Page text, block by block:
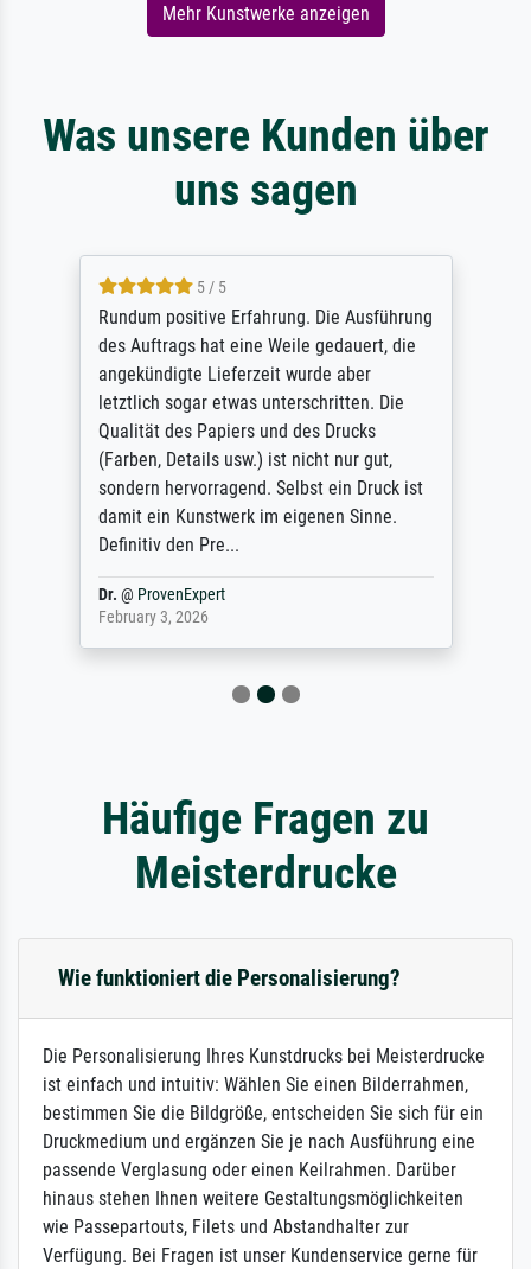
Mehr Kunstwerke anzeigen
Was unsere Kunden über
uns sagen
5 / 5
Rundum positive Erfahrung. Die Ausführung
des Auftrags hat eine Weile gedauert, die
angekündigte Lieferzeit wurde aber
letztlich sogar etwas unterschritten. Die
Qualität des Papiers und des Drucks
(Farben, Details usw.) ist nicht nur gut,
sondern hervorragend. Selbst ein Druck ist
damit ein Kunstwerk im eigenen Sinne.
Definitiv den Pre...
Dr. @ ProvenExpert
February 3, 2026
Häufige Fragen zu
Meisterdrucke
Wie funktioniert die Personalisierung?
Die Personalisierung Ihres Kunstdrucks bei Meisterdrucke
ist einfach und intuitiv: Wählen Sie einen Bilderrahmen,
bestimmen Sie die Bildgröße, entscheiden Sie sich für ein
Druckmedium und ergänzen Sie je nach Ausführung eine
passende Verglasung oder einen Keilrahmen. Darüber
hinaus stehen Ihnen weitere Gestaltungsmöglichkeiten
wie Passepartouts, Filets und Abstandhalter zur
Verfügung. Bei Fragen ist unser Kundenservice gerne für